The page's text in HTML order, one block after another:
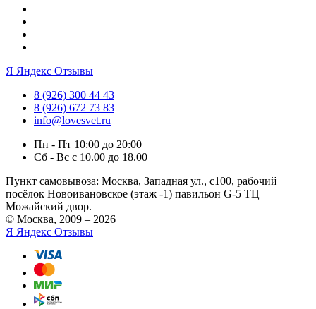
Я Яндекс Отзывы
8 (926) 300 44 43
8 (926) 672 73 83
info@lovesvet.ru
Пн - Пт 10:00 до 20:00
Сб - Вс с 10.00 до 18.00
Пункт самовывоза: Москва, Западная ул., с100, рабочий
посёлок Новоивановское (этаж -1) павильон G-5 ТЦ
Можайский двор.
© Москва, 2009 – 2026
Я Яндекс Отзывы